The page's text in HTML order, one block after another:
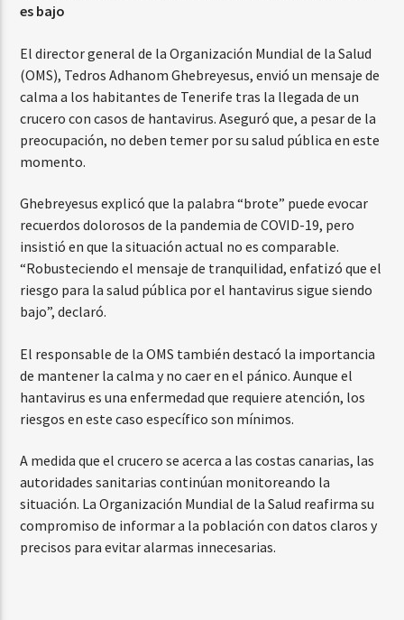
es bajo
El director general de la Organización Mundial de la Salud
(OMS), Tedros Adhanom Ghebreyesus, envió un mensaje de
calma a los habitantes de Tenerife tras la llegada de un
crucero con casos de hantavirus. Aseguró que, a pesar de la
preocupación, no deben temer por su salud pública en este
momento.
Ghebreyesus explicó que la palabra “brote” puede evocar
recuerdos dolorosos de la pandemia de COVID-19, pero
insistió en que la situación actual no es comparable.
“Robusteciendo el mensaje de tranquilidad, enfatizó que el
riesgo para la salud pública por el hantavirus sigue siendo
bajo”, declaró.
El responsable de la OMS también destacó la importancia
de mantener la calma y no caer en el pánico. Aunque el
hantavirus es una enfermedad que requiere atención, los
riesgos en este caso específico son mínimos.
A medida que el crucero se acerca a las costas canarias, las
autoridades sanitarias continúan monitoreando la
situación. La Organización Mundial de la Salud reafirma su
compromiso de informar a la población con datos claros y
precisos para evitar alarmas innecesarias.